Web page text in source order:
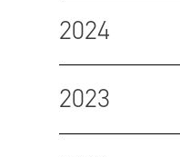
2024
2023